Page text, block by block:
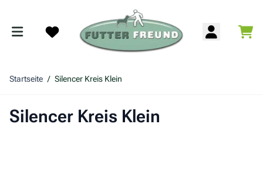
Startseite / Silencer Kreis Klein
Silencer Kreis Klein